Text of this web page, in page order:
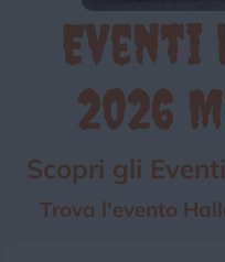
Chi siamo
Eventi
2026
Scopri gli
Trova l'evento